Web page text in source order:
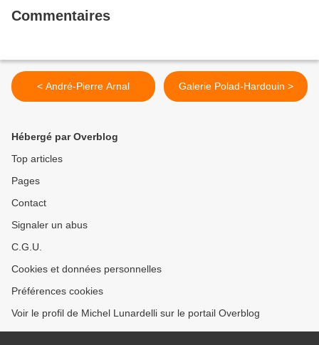
Commentaires
< André-Pierre Arnal Galerie Polad-Hardouin >
Hébergé par Overblog
Top articles
Pages
Contact
Signaler un abus
C.G.U.
Cookies et données personnelles
Préférences cookies
Voir le profil de Michel Lunardelli sur le portail Overblog